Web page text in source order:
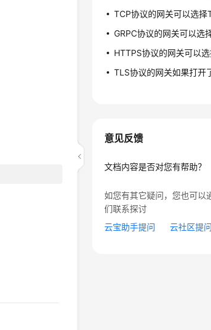
TCP协议的网关可以选择
GRPC协议的网关可以选
HTTPS协议的网关可以
TLS协议的网关如果打开
意见反馈
文档内容是否对您有帮助？
如您有其它疑问，您也可以
们联系探讨
云宝助手提问
云社区提问